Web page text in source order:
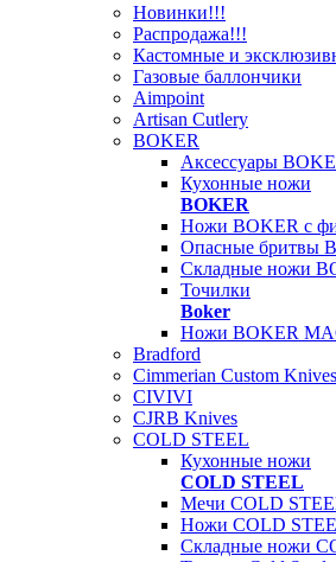
Новинки!!!
Распродажа!!!
Кастомные и
Газовые баллончики
Aimpoint
Artisan Cutlery
BOKER
Аксессуары
Кухонные ножи
BOKER
Ножи BOKER с
Опасные бритвы
Складные ножи
Точилки
Boker
Ножи BOKER
Bradford
Cimmerian Custom Knives
CIVIVI
CJRB Knives
COLD STEEL
Кухонные ножи
COLD STEEL
Мечи COLD
Ножи COLD
Складные ножи